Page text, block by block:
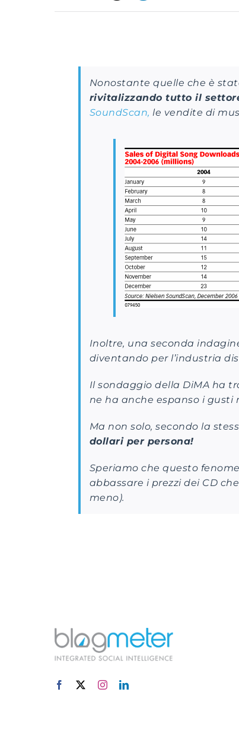
Nonostante quelle che è
rivitalizzando tutto il
SoundScan, le vendite di
Inoltre, una seconda
diventando per l’industria
Il sondaggio della DiMA ha
ne ha anche espanso i gusti
Ma non solo, secondo la
dollari per persona!
Speriamo che questo
abbassare i prezzi dei CD
meno).